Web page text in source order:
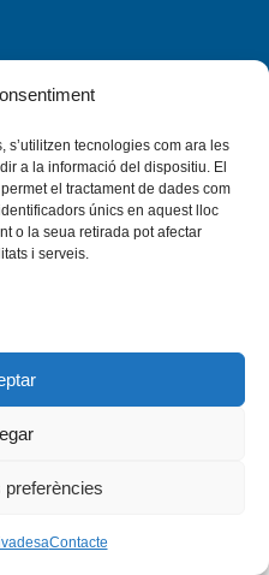
s’utilitzen tecnologies com ara les
a la informació del dispositiu. El
el tractament de dades com
únics en aquest lloc
o la seua retirada pot afectar
i serveis.
preferències
Contacte
Tiktok LinkedIn
Flickr
PROGRAMES
TRANSPARÈNCIA